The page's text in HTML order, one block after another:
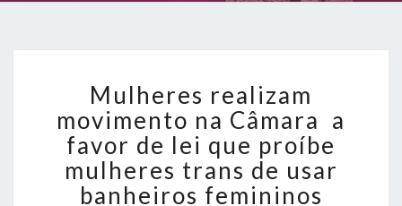
realizam
movimento
na
Câmara
a
favor
Mulheres realizam
movimento na Câmara a
favor de lei que proíbe
mulheres trans de usar
banheiros femininos